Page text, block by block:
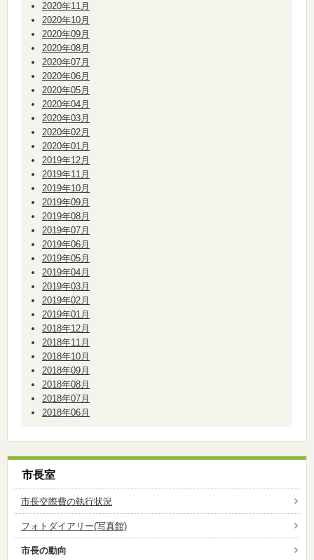
2020年11月
2020年10月
2020年09月
2020年08月
2020年07月
2020年06月
2020年05月
2020年04月
2020年03月
2020年02月
2020年01月
2019年12月
2019年11月
2019年10月
2019年09月
2019年08月
2019年07月
2019年06月
2019年05月
2019年04月
2019年03月
2019年02月
2019年01月
2018年12月
2018年11月
2018年10月
2018年09月
2018年08月
2018年07月
2018年06月
市長室
市長交際費の執行状況
フォトダイアリー(写真館)
市長の動向